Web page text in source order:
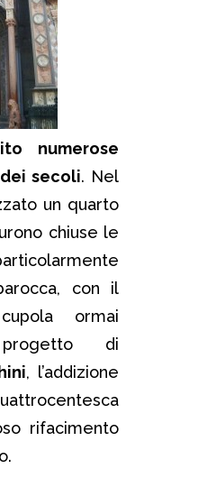
numerose
secoli. Nel
un quarto
chiuse le
con il
ormai
di
, l’addizione
rifacimento